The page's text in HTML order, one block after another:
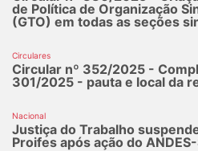
de Política de Organização
(GTO) em todas as seções
Circulares
Circular nº 352/2025 -
301/2025 - pauta e local da
Nacional
Justiça do Trabalho
Proifes após ação do